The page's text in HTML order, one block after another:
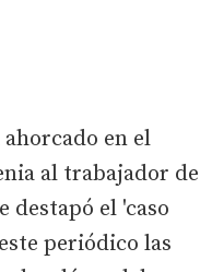
en el
al trabajador de
destapó el 'caso
periódico las